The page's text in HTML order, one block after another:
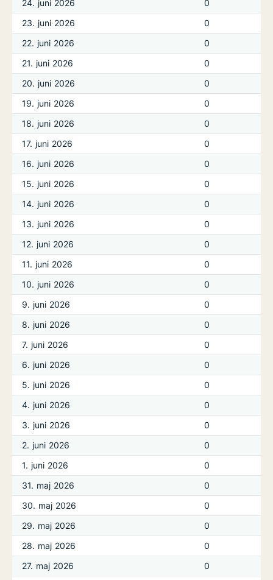
24. juni 2026
0
23. juni 2026
0
22. juni 2026
0
21. juni 2026
0
20. juni 2026
0
19. juni 2026
0
18. juni 2026
0
17. juni 2026
0
16. juni 2026
0
15. juni 2026
0
14. juni 2026
0
13. juni 2026
0
12. juni 2026
0
11. juni 2026
0
10. juni 2026
0
9. juni 2026
0
8. juni 2026
0
7. juni 2026
0
6. juni 2026
0
5. juni 2026
0
4. juni 2026
0
3. juni 2026
0
2. juni 2026
0
1. juni 2026
0
31. maj 2026
0
30. maj 2026
0
29. maj 2026
0
28. maj 2026
0
27. maj 2026
0